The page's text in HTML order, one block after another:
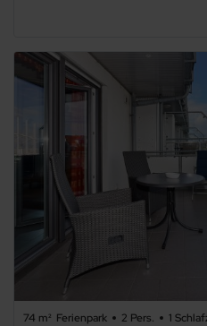
74 m² Ferienpark 2 Pers. 1